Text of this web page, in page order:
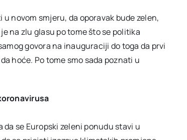
novom smjeru, da oporavak bude zelen,
na zlu glasu po tome što se politika
govora na inauguraciji do toga da prvi
hoće. Po tome smo sada poznati u
da se Europski zeleni ponudu stavi u